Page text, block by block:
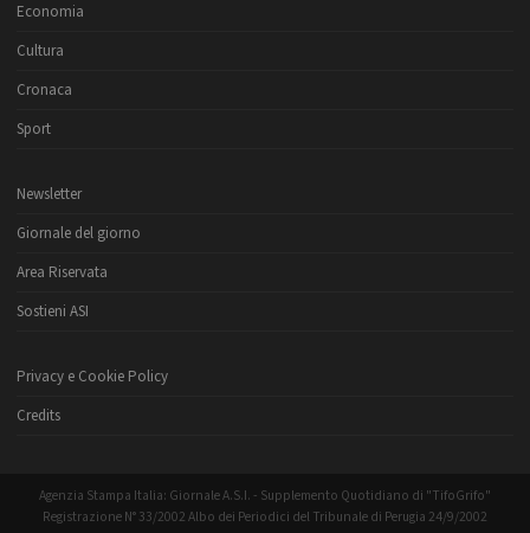
Economia
Cultura
Cronaca
Sport
Newsletter
Giornale del giorno
Area Riservata
Sostieni ASI
Privacy e Cookie Policy
Credits
Agenzia Stampa Italia: Giornale A.S.I. - Supplemento Quotidiano di "TifoGrifo"
Registrazione N° 33/2002 Albo dei Periodici del Tribunale di Perugia 24/9/2002